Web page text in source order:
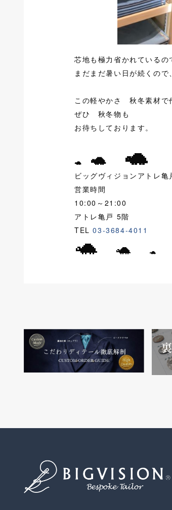
芯地も極力省かれているの
まだまだ暑い日が続くので
この軽やかさ 秋冬素材で
ぜひ 秋冬物も
お待ちしております。
🐢 🐢 🐢
ビッグヴィジョンアトレ亀
営業時間
10:00～21:00
アトレ亀戸 5階
TEL03-3684-4011
🐢 🐢🐢